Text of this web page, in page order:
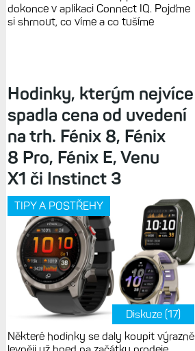
dokonce v aplikaci Connect IQ. Pojďme
si shrnout, co víme a co tušíme
Hodinky, kterým nejvíce
spadla cena od uvedení
na trh. Fénix 8, Fénix
8 Pro, Fénix E, Venu
X1 či Instinct 3
TIPY A POSTŘEHY
Diskuze (17)
Některé hodinky se daly koupit výrazně